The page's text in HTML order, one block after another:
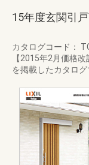
15年度玄関引
カタログコード：
【2015年2月価格
を掲載したカタログ